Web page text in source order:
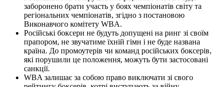
заборонено брати участь у боях чемпіонатів світу та
регіональних чемпіонатів, згідно з постановою
Виконавчого комітету WBA.
Російські боксери не будуть допущені на ринг зі своїм
прапором, не звучатиме їхній гімн і не буде названа
країна. До промоутерів чи команд російських боксерів,
які порушили це положення, можуть бути застосовані
санкції.
WBA залишає за собою право виключати зі свого